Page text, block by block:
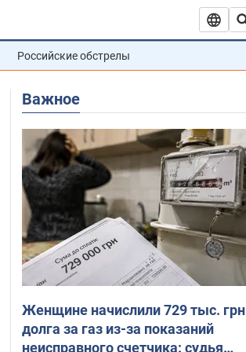
Российские обстрелы
Важное
Женщине начислили 729 тыс. грн
долга за газ из-за показаний
неисправного счетчика: судья